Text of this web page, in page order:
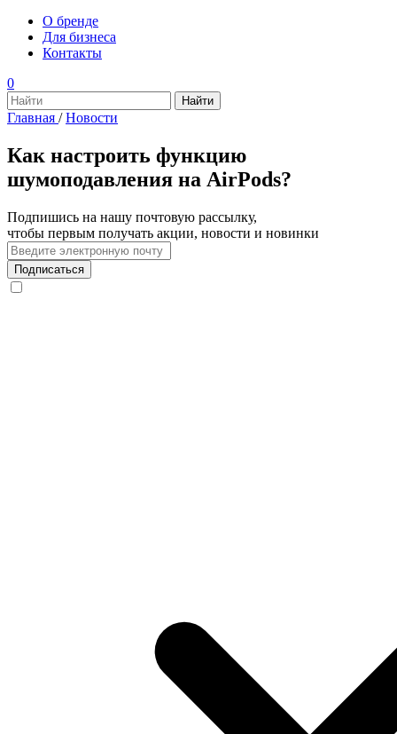
О бренде
Для бизнеса
Контакты
0
Главная / Новости
Как настроить функцию
шумоподавления на AirPods?
Подпишись на нашу почтовую рассылку,
чтобы первым получать акции, новости и новинки
Подписаться